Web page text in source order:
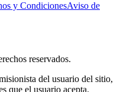
y CondicionesAviso de
reservados.
del usuario del sitio,
que el usuario acepta.